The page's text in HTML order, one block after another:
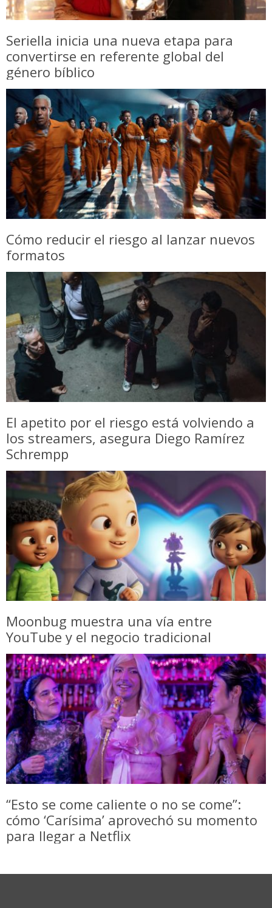
Seriella inicia una nueva etapa para
convertirse en referente global del
género bíblico
Cómo reducir el riesgo al lanzar nuevos
formatos
El apetito por el riesgo está volviendo a
los streamers, asegura Diego Ramírez
Schrempp
Moonbug muestra una vía entre
YouTube y el negocio tradicional
“Esto se come caliente o no se come”:
cómo ‘Carísima’ aprovechó su momento
para llegar a Netflix